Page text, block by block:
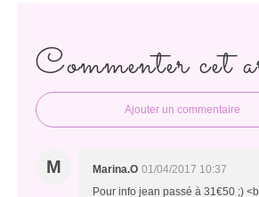
Commenter cet
Ajouter un commentaire
M Marina.O 01/04/2017 10:37
Pour info jean passé à 31€50 ;)